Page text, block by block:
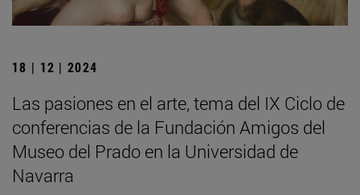
18 | 12 | 2024
Las pasiones en el arte, tema del IX Ciclo de
conferencias de la Fundación Amigos del
Museo del Prado en la Universidad de
Navarra